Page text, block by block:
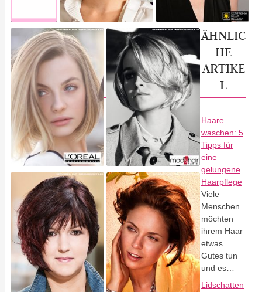
ÄHNLIC
HE
ARTIKE
L
Haare
waschen: 5
Tipps für
eine
gelungene
Haarpflege
Viele
Menschen
möchten
ihrem Haar
etwas
Gutes tun
und es…
Lidschatten